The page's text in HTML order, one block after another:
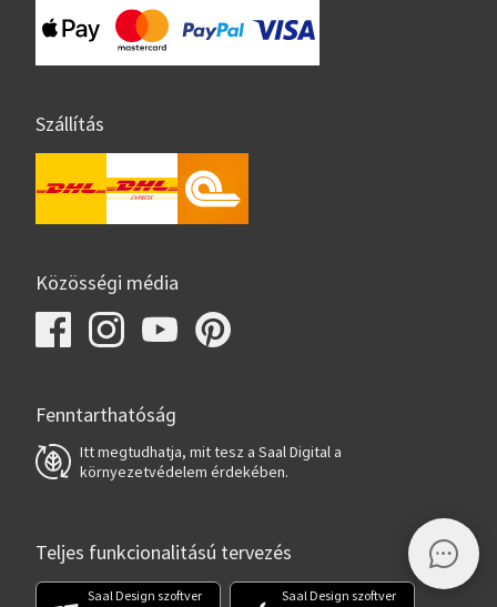
Szállítás
Közösségi média
Fenntarthatóság
Itt megtudhatja, mit tesz a Saal Digital a
környezetvédelem érdekében.
Teljes funkcionalitású tervezés
Saal Design szoftver Saal Design szoftver